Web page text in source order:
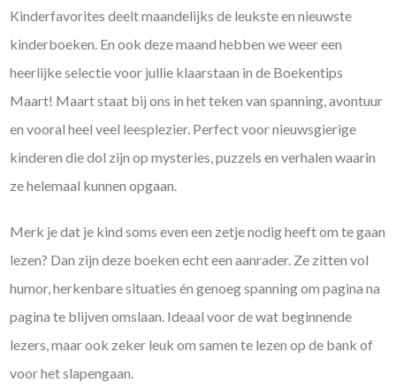
Kinderfavorites deelt maandelijks de leukste en nieuwste
kinderboeken. En ook deze maand hebben we weer een
heerlijke selectie voor jullie klaarstaan in de Boekentips
Maart! Maart staat bij ons in het teken van spanning, avontuur
en vooral heel veel leesplezier. Perfect voor nieuwsgierige
kinderen die dol zijn op mysteries, puzzels en verhalen waarin
ze helemaal kunnen opgaan.
Merk je dat je kind soms even een zetje nodig heeft om te gaan
lezen? Dan zijn deze boeken echt een aanrader. Ze zitten vol
humor, herkenbare situaties én genoeg spanning om pagina na
pagina te blijven omslaan. Ideaal voor de wat beginnende
lezers, maar ook zeker leuk om samen te lezen op de bank of
voor het slapengaan.